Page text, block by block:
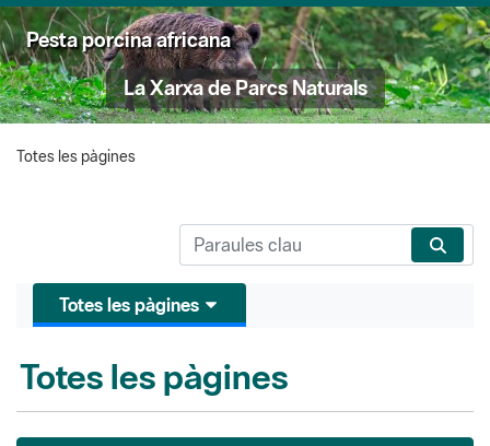
Pesta porcina africana
La Xarxa de Parcs Naturals
Totes les pàgines
Totes les pàgines
Totes les pàgines